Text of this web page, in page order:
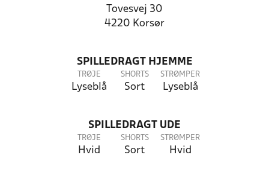
Tovesvej 30
4220 Korsør
SPILLEDRAGT HJEMME
TRØJE
Lyseblå
SHORTS
Sort
STRØMPER
Lyseblå
SPILLEDRAGT UDE
TRØJE
Hvid
SHORTS
Sort
STRØMPER
Hvid